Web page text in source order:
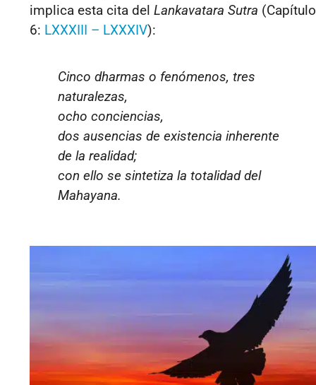
implica esta cita del Lankavatara Sutra (Capítulo
6: LXXXIII – LXXXIV):
Cinco dharmas o fenómenos, tres
naturalezas,
ocho conciencias,
dos ausencias de existencia inherente
de la realidad;
con ello se sintetiza la totalidad del
Mahayana.